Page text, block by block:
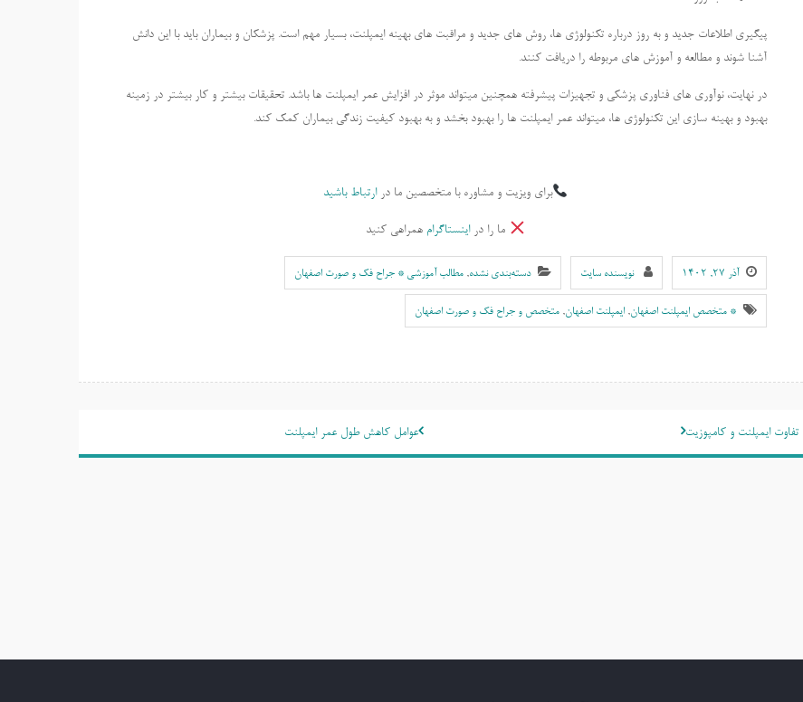
پیگیری اطلاعات جدید و به روز درباره تکنولوژی ها، روش های جدید و مراقبت های بهینه ایمپلنت، بسیار مهم است. پزشکان و بیماران باید با این دانش
آشنا شوند و مطالعه و آموزش های مربوطه را دریافت کنند.
در نهایت، نوآوری های فناوری پزشکی و تجهیزات پیشرفته همچنین میتواند موثر در افزایش عمر ایمپلنت ها باشد. تحقیقات بیشتر و کار بیشتر در زمینه
بهبود و بهینه سازی این تکنولوژی ها، میتواند عمر ایمپلنت ها را بهبود بخشد و به بهبود کیفیت زندگی بیماران کمک کند.
برای ویزیت و مشاوره با متخصصین ما درارتباط باشید
ما را دراینستاگرام همراهی کنید
آذر ۲۷, ۱۴۰۲ نویسنده سایت دسته‌بندی نشده, مطالب آموزشی * جراح فک و صورت اصفهان
* متخصص ایمپلنت اصفهان, ايمپلنت اصفهان, متخصص و جراح فک و صورت اصفهان
راهبری
عوامل کاهش طول عمر ایمپلنت تفاوت ایمپلنت و کامپوزیت